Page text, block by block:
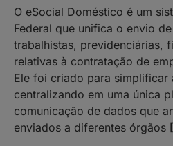
O eSocial Doméstico é um
Federal que unifica o envio
trabalhistas, previdenciárias,
relativas à contratação de
Ele foi criado para simplificar
centralizando em uma única
comunicação de dados que
enviados a diferentes órgãos